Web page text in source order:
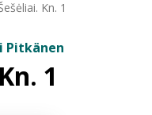
Kn. 1
Pitkänen
1